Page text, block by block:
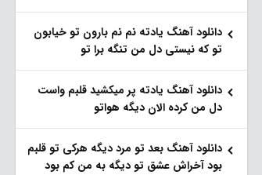
دانلود آهنگ یادته نم نم بارون تو خیابون
تو که نیستی دل من تنگه برا تو
دانلود آهنگ یادته پر میکشید قلبم واست
دل من کرده الان دیگه هواتو
دانلود آهنگ بعد تو مرد دیگه هرکی تو قلبم
بود آخراش عشق تو دیگه به من کم بود